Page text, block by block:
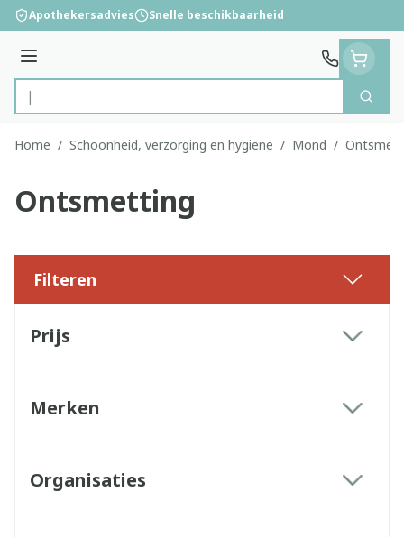
Ga naar de inhoud
Apothekersadvies Snelle beschikbaarheid
Menu
Product, merk, categorie...
Zoek
Home / Schoonheid, verzorging en hygiëne / Mond /
Ontsmetting
Filteren
Prijs
Merken
Organisaties